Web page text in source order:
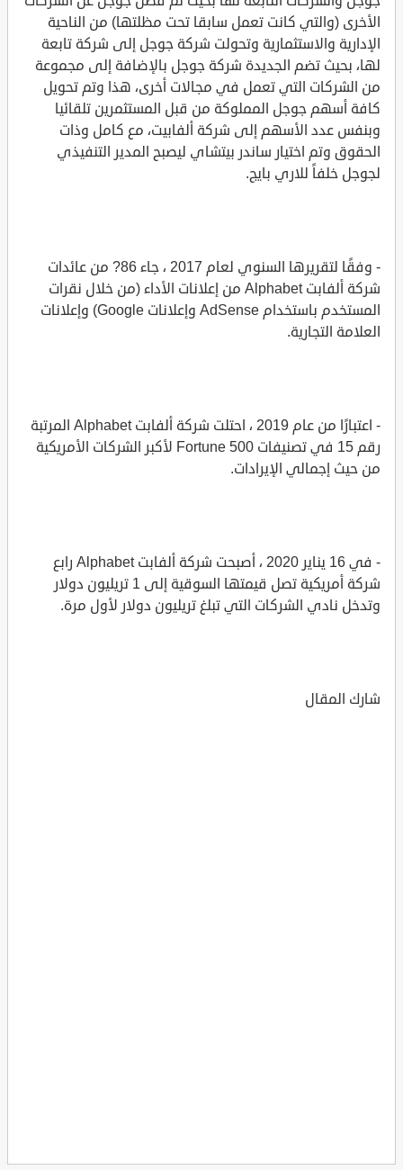
الأخرى (والتي كانت تعمل سابقا تحت مظلتها) من الناحية
الإدارية والاستثمارية وتحولت شركة جوجل إلى شركة تابعة
لها، بحيث تضم الجديدة شركة جوجل بالإضافة إلى مجموعة
من الشركات التي تعمل في مجالات أخرى، هذا وتم تحويل
كافة أسهم جوجل المملوكة من قبل المستثمرين تلقائيا
وبنفس عدد الأسهم إلى شركة ألفابيت، مع كامل وذات
الحقوق وتم اختيار ساندر بيتشاي ليصبح المدير التنفيذي
لجوجل خلفاً للاري بايج.
- وفقًا لتقريرها السنوي لعام 2017 ، جاء 86? من عائدات
شركة ألفابت Alphabet من إعلانات الأداء (من خلال نقرات
المستخدم باستخدام AdSense وإعلانات Google) وإعلانات
العلامة التجارية.
- اعتبارًا من عام 2019 ، احتلت شركة ألفابت Alphabet المرتبة
رقم 15 في تصنيفات Fortune 500 لأكبر الشركات الأمريكية
من حيث إجمالي الإيرادات.
- في 16 يناير 2020 ، أصبحت شركة ألفابت Alphabet رابع
شركة أمريكية تصل قيمتها السوقية إلى 1 تريليون دولار
وتدخل نادي الشركات التي تبلغ تريليون دولار لأول مرة.
شارك المقال